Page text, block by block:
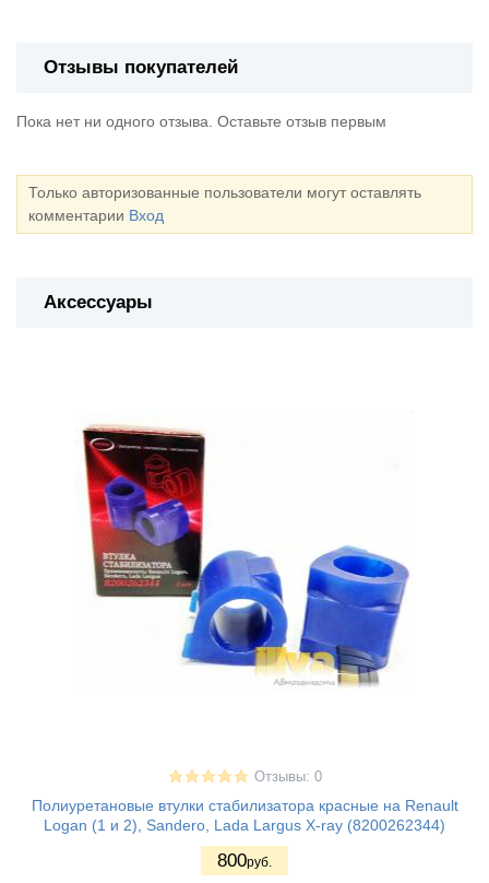
Отзывы покупателей
Пока нет ни одного отзыва. Оставьте отзыв первым
Только авторизованные пользователи могут оставлять
комментарии Вход
Аксессуары
Отзывы: 0
Полиуретановые втулки стабилизатора красные на Renault
Logan (1 и 2), Sandero, Lada Largus X-ray (8200262344)
800руб.